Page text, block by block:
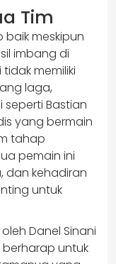
Tim
baik meskipun
imbang di
memiliki
laga,
Bastian
yang bermain
tahap
pemain ini
dan kehadiran
untuk
Danel Sinani
berharap untuk